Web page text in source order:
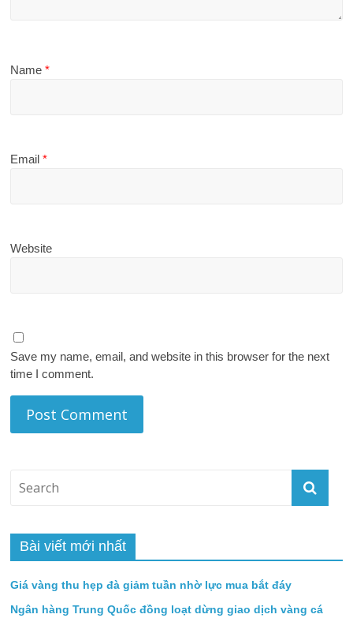
Name*
Email*
Website
Save my name, email, and website in this browser for the next
time I comment.
Bài viết mới nhất
Giá vàng thu hẹp đà giảm tuần nhờ lực mua bắt đáy
Ngân hàng Trung Quốc đồng loạt dừng giao dịch vàng cá